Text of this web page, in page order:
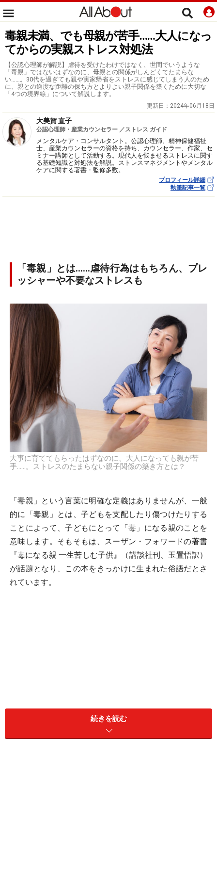
毒親未満、でも母親が苦手……大人になっ
てからの実親ストレス対処法
【公認心理師が解説】虐待を受けたわけではなく、世間でいうような
「毒親」ではないはずなのに、母親との関係がしんどくてたまらな
い……。30代を過ぎても親や実家帰省をストレスに感じてしまう人のため
に、親との適度な距離の保ち方とよりよい親子関係を築くために大切な
「4つの境界線」について解説します。
更新日： 2024年06月18日
大美賀 直子
公認心理師・産業カウンセラー ／ストレス ガイド
メンタルケア・コンサルタント。公認心理師、精神保健福祉
士、産業カウンセラーの資格を持ち、カウンセラー、作家、セ
ミナー講師として活動する。現代人を悩ませるストレスに関す
る基礎知識と対処法を解説。ストレスマネジメントやメンタル
ケアに関する著書・監修多数。
プロフィール詳細
執筆記事一覧
「毒親」とは……虐待行為はもちろん、プレ
ッシャーや不要なストレスも
大事に育ててもらったはずなのに、大人になっても親が苦
手……。ストレスのたまらない親子関係の築き方とは？
「毒親」という言葉に明確な定義はありませんが、一般
的に「毒親」とは、子どもを支配したり傷つけたりする
ことによって、子どもにとって「毒」になる親のことを
意味します。そもそもは、スーザン・フォワードの著書
『毒になる親 一生苦しむ子供』（講談社刊、玉置悟訳）
が話題となり、この本をきっかけに生まれた俗語だとさ
れています。
続きを読む